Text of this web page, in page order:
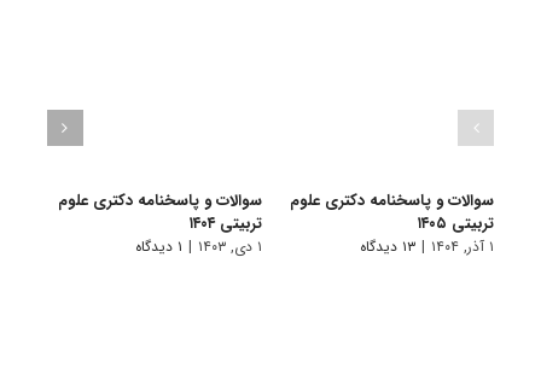
سوالات و پاسخنامه دکتری علوم
تربیتی ۱۴۰۵
۱ آذر, ۱۴۰۴ | ۱۳ دیدگاه
سوالات و پاسخنامه دکتری علوم
تربیتی ۱۴۰۴
۱ دی, ۱۴۰۳ | ۱ دیدگاه